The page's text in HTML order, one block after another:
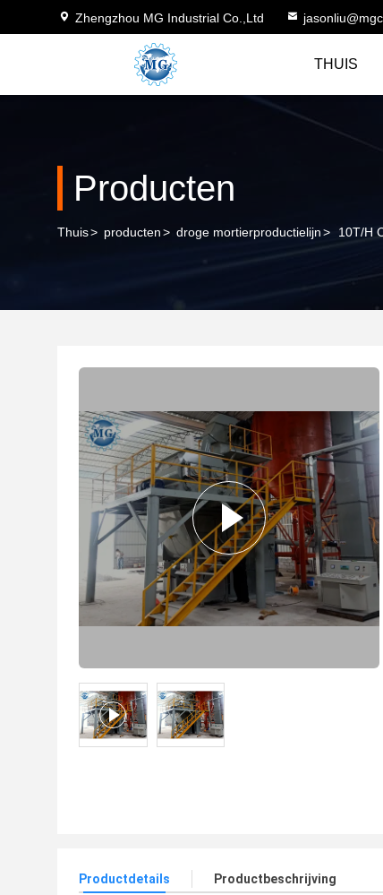
Zhengzhou MG Industrial Co.,Ltd
THUIS
Producten
Thuis> producten> droge mortierproductielijn> 10T/H
Productdetails Productbeschrijving